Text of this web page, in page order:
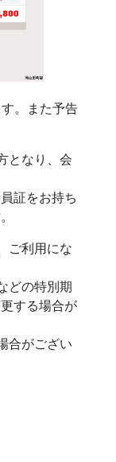
。また予告
となり、会
証をお持ち
ご利用にな
どの特別期
する場合が
合がござい